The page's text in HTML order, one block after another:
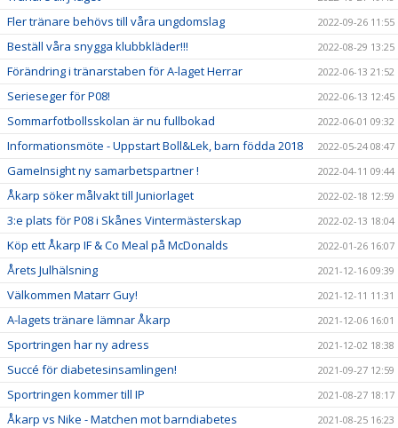
Fler tränare behövs till våra ungdomslag 2022-09-26 11:55
Beställ våra snygga klubbkläder!!! 2022-08-29 13:25
Förändring i tränarstaben för A-laget Herrar 2022-06-13 21:52
Serieseger för P08! 2022-06-13 12:45
Sommarfotbollsskolan är nu fullbokad 2022-06-01 09:32
Informationsmöte - Uppstart Boll&Lek, barn födda 2018 2022-05-24 08:47
GameInsight ny samarbetspartner ! 2022-04-11 09:44
Åkarp söker målvakt till Juniorlaget 2022-02-18 12:59
3:e plats för P08 i Skånes Vintermästerskap 2022-02-13 18:04
Köp ett Åkarp IF & Co Meal på McDonalds 2022-01-26 16:07
Årets Julhälsning 2021-12-16 09:39
Välkommen Matarr Guy! 2021-12-11 11:31
A-lagets tränare lämnar Åkarp 2021-12-06 16:01
Sportringen har ny adress 2021-12-02 18:38
Succé för diabetesinsamlingen! 2021-09-27 12:59
Sportringen kommer till IP 2021-08-27 18:17
Åkarp vs Nike - Matchen mot barndiabetes 2021-08-25 16:23